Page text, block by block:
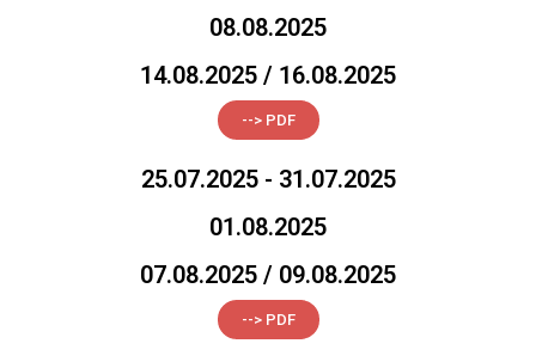
08.08.2025
14.08.2025 / 16.08.2025
--> PDF
25.07.2025 - 31.07.2025
01.08.2025
07.08.2025 / 09.08.2025
--> PDF